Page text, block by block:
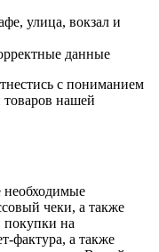
улица, вокзал и
данные
с пониманием
товаров нашей
необходимые
чеки, а также
на
фактура, а также